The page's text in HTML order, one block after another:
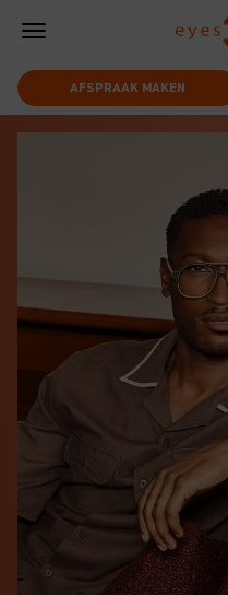
Skip
main
contentAFSPRAAK MAKEN